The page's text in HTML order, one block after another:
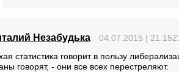
Незабудька
04.07.2015 |
статистика говорит в пользу
говорят, - они все всех перестреляют.